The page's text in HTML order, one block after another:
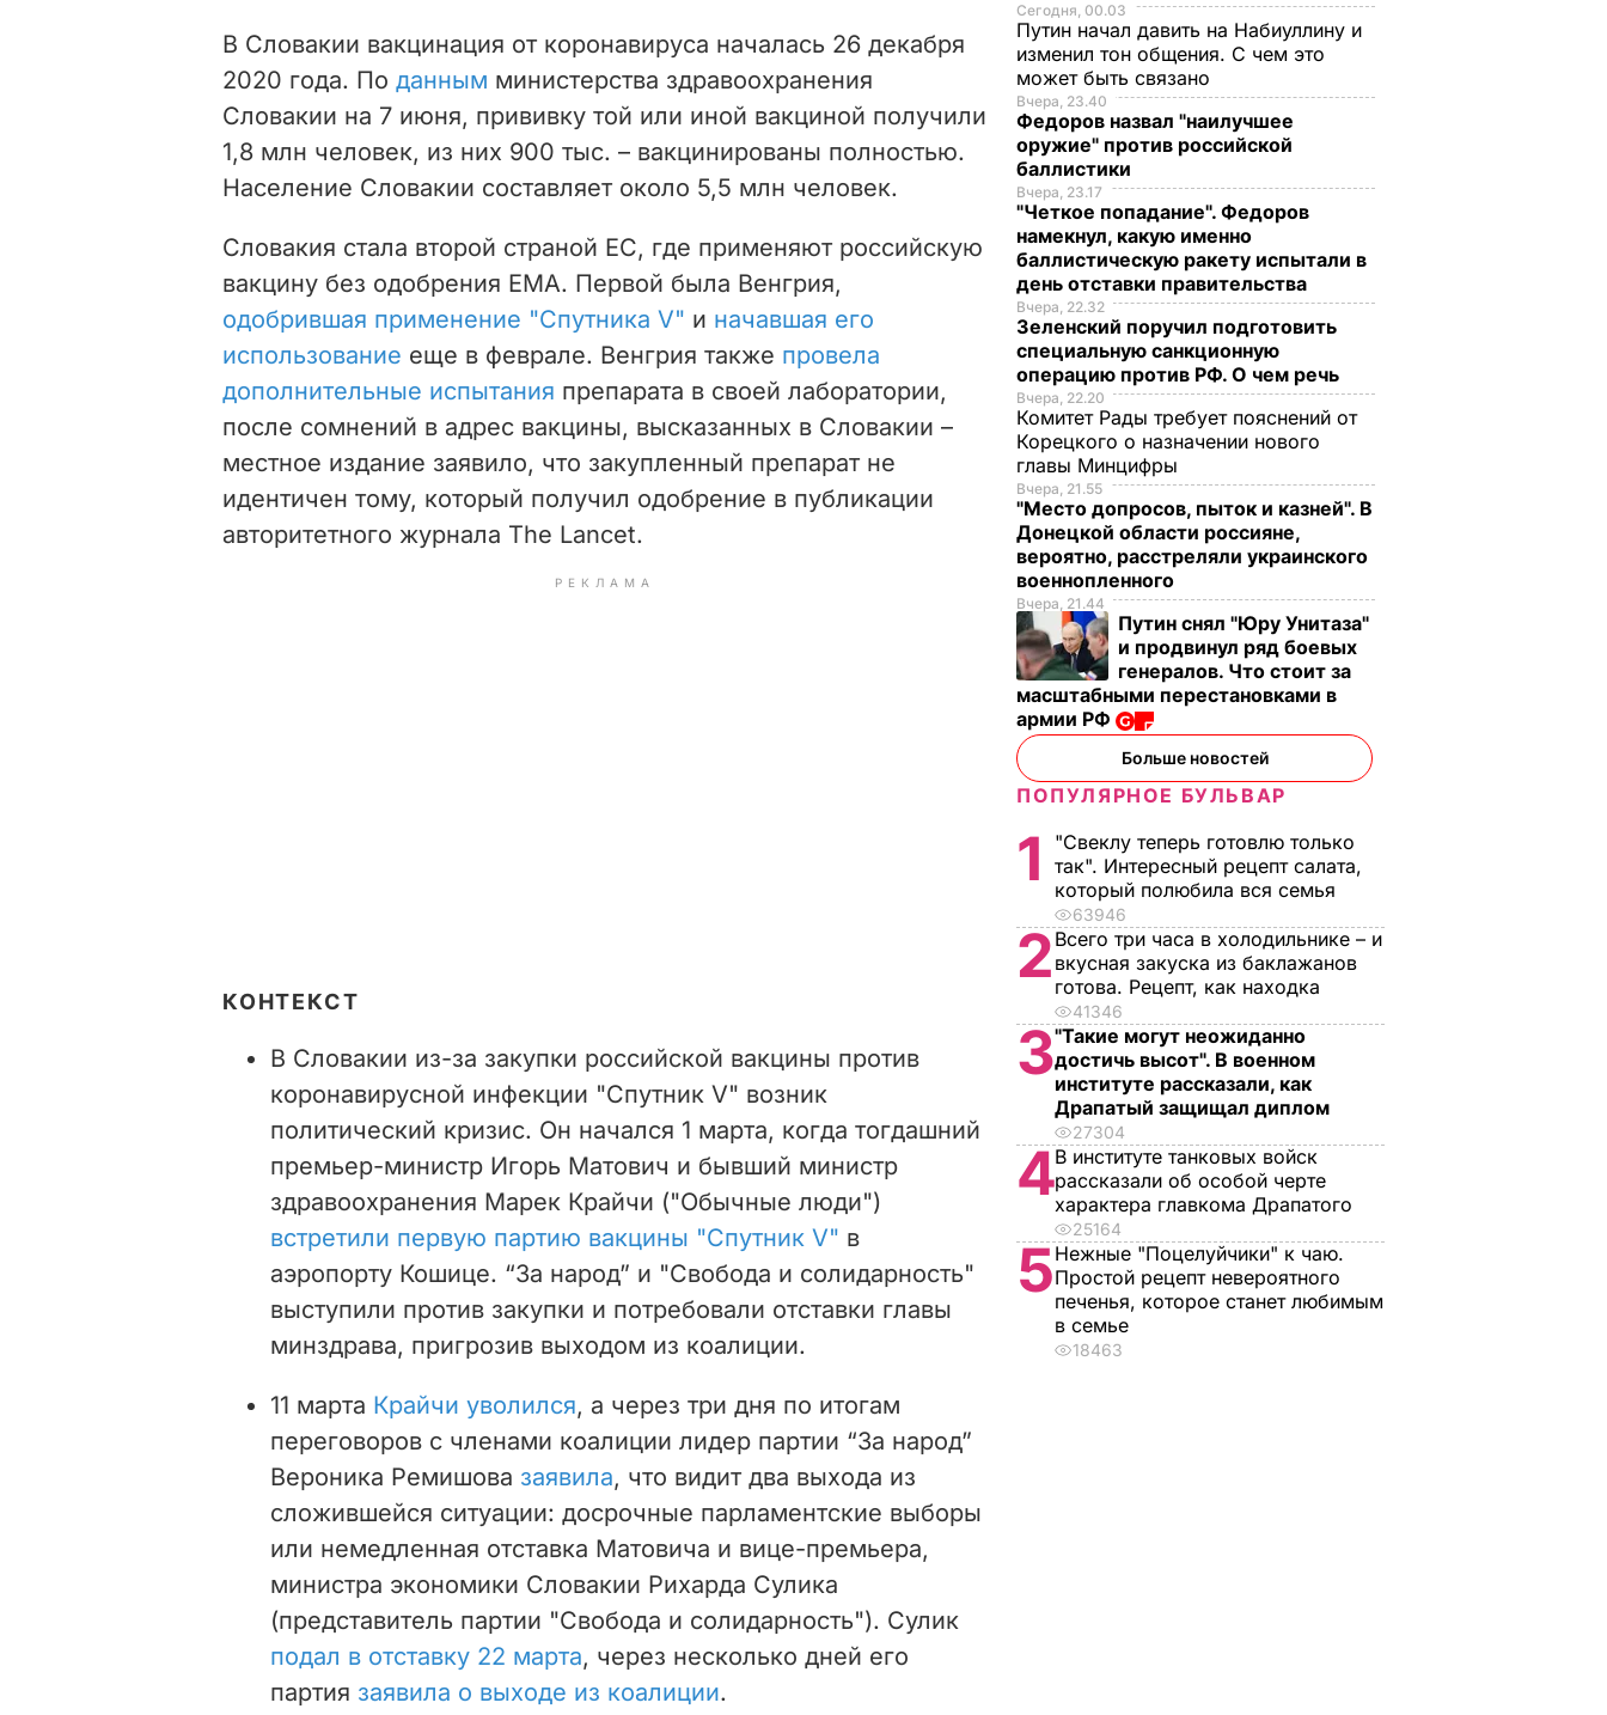
В Словакии вакцинация от коронавируса началась 26 декабря
2020 года. По данным министерства здравоохранения
Словакии на 7 июня, прививку той или иной вакциной получили
1,8 млн человек, из них 900 тыс. – вакцинированы полностью.
Население Словакии составляет около 5,5 млн человек.
Словакия стала второй страной ЕС, где применяют российскую
вакцину без одобрения ЕМА. Первой была Венгрия,
одобрившая применение "Спутника V" и начавшая его
использование еще в феврале. Венгрия также провела
дополнительные испытания препарата в своей лаборатории,
после сомнений в адрес вакцины, высказанных в Словакии –
местное издание заявило, что закупленный препарат не
идентичен тому, который получил одобрение в публикации
авторитетного журнала The Lancet.
РЕКЛАМА
КОНТЕКСТ
В Словакии из-за закупки российской вакцины против
коронавирусной инфекции "Спутник V" возник
политический кризис. Он начался 1 марта, когда тогдашний
премьер-министр Игорь Матович и бывший министр
здравоохранения Марек Крайчи ("Обычные люди")
встретили первую партию вакцины "Спутник V" в
аэропорту Кошице. “За народ” и "Свобода и солидарность"
выступили против закупки и потребовали отставки главы
минздрава, пригрозив выходом из коалиции.
11 марта Крайчи уволился, а через три дня по итогам
переговоров с членами коалиции лидер партии “За народ”
Вероника Ремишова заявила, что видит два выхода из
сложившейся ситуации: досрочные парламентские выборы
или немедленная отставка Матовича и вице-премьера,
министра экономики Словакии Рихарда Сулика
(представитель партии "Свобода и солидарность"). Сулик
подал в отставку 22 марта, через несколько дней его
партия заявила о выходе из коалиции.
Сегодня, 00.03
Путин начал давить на Набиуллину и
изменил тон общения. С чем это
может быть связано
Вчера, 23.40
Федоров назвал "наилучшее
оружие" против российской
баллистики
Вчера, 23.17
"Четкое попадание". Федоров
намекнул, какую именно
баллистическую ракету испытали в
день отставки правительства
Вчера, 22.32
Зеленский поручил подготовить
специальную санкционную
операцию против РФ. О чем речь
Вчера, 22.20
Комитет Рады требует пояснений от
Корецкого о назначении нового
главы Минцифры
Вчера, 21.55
"Место допросов, пыток и казней". В
Донецкой области россияне,
вероятно, расстреляли украинского
военнопленного
Вчера, 21.44
Путин снял "Юру Унитаза"
и продвинул ряд боевых
генералов. Что стоит за
масштабными перестановками в
армии РФ
Больше новостей
ПОПУЛЯРНОЕ БУЛЬВАР
1
"Свеклу теперь готовлю только
так". Интересный рецепт салата,
который полюбила вся семья
63946
2 Всего три часа в холодильнике – и
вкусная закуска из баклажанов
готова. Рецепт, как находка
41346
3"Такие могут неожиданно
достичь высот". В военном
институте рассказали, как
Драпатый защищал диплом
27304
4В институте танковых войск
рассказали об особой черте
характера главкома Драпатого
25164
5Нежные "Поцелуйчики" к чаю.
Простой рецепт невероятного
печенья, которое станет любимым
в семье
18463